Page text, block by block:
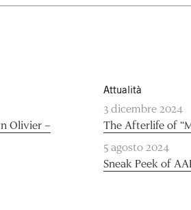
Olivier –
Attualità
3 dicembre 2024
The Afterlife of
5 agosto 2024
Sneak Peek of